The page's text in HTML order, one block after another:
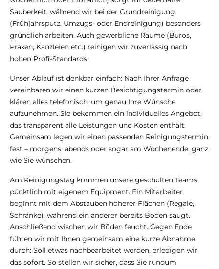
Sauberkeit, während wir bei der Grundreinigung
(Frühjahrsputz, Umzugs- oder Endreinigung) besonders
gründlich arbeiten. Auch gewerbliche Räume (Büros,
Praxen, Kanzleien etc.) reinigen wir zuverlässig nach
hohen Profi-Standards.
Unser Ablauf ist denkbar einfach: Nach Ihrer Anfrage
vereinbaren wir einen kurzen Besichtigungstermin oder
klären alles telefonisch, um genau Ihre Wünsche
aufzunehmen. Sie bekommen ein individuelles Angebot,
das transparent alle Leistungen und Kosten enthält.
Gemeinsam legen wir einen passenden Reinigungstermin
fest – morgens, abends oder sogar am Wochenende, ganz
wie Sie wünschen.
Am Reinigungstag kommen unsere geschulten Teams
pünktlich mit eigenem Equipment. Ein Mitarbeiter
beginnt mit dem Abstauben höherer Flächen (Regale,
Schränke), während ein anderer bereits Böden saugt.
Anschließend wischen wir Böden feucht. Gegen Ende
führen wir mit Ihnen gemeinsam eine kurze Abnahme
durch: Soll etwas nachbearbeitet werden, erledigen wir
das sofort. So stellen wir sicher, dass Sie rundum